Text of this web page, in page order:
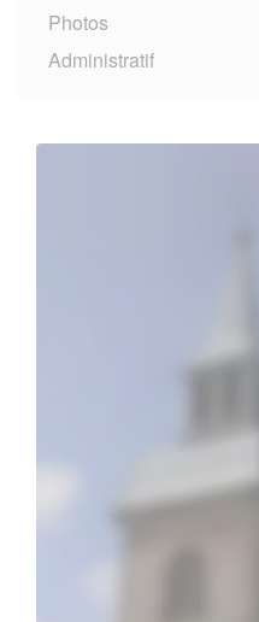
Photos
Administratif